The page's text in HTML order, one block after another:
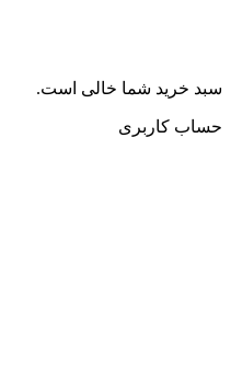
سبد خرید شما خالی است.
حساب کاربری